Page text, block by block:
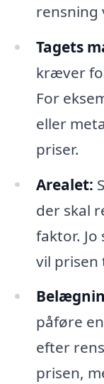
rensning
Tagets
kræver
For
eller
priser.
Arealet:
der skal
faktor.
vil
påføre
efter
prisen,